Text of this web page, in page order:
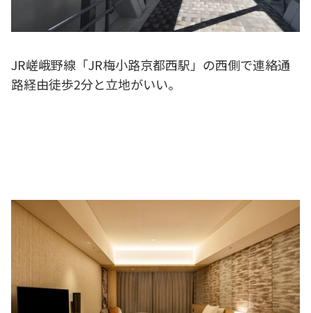
JR嵯峨野線「JR梅小路京都西駅」の西側で連絡通
路経由徒歩2分と立地がいい。